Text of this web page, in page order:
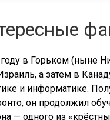
в Горьком (ныне
а затем в
и информатике.
он продолжил
— одного из